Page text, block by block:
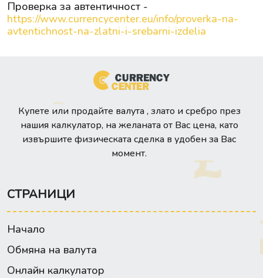
Проверка за автентичност -
https://www.currencycenter.eu/info/proverka-na-
avtentichnost-na-zlatni-i-srebarni-izdelia
Купете или продайте валута , злато и сребро през
нашия калкулатор, на желаната от Вас цена, като
извършите физическата сделка в удобен за Вас
момент.
СТРАНИЦИ
Начало
Обмяна на валута
Онлайн калкулатор